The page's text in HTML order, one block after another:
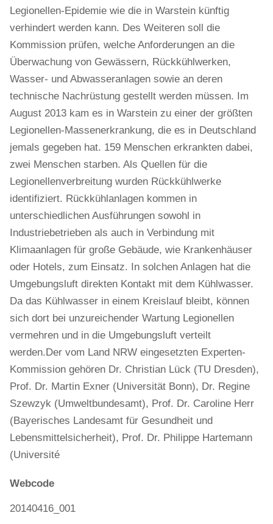
Legionellen-Epidemie wie die in Warstein künftig
verhindert werden kann. Des Weiteren soll die
Kommission prüfen, welche Anforderungen an die
Überwachung von Gewässern, Rückkühlwerken,
Wasser- und Abwasseranlagen sowie an deren
technische Nachrüstung gestellt werden müssen. Im
August 2013 kam es in Warstein zu einer der größten
Legionellen-Massenerkrankung, die es in Deutschland
jemals gegeben hat. 159 Menschen erkrankten dabei,
zwei Menschen starben. Als Quellen für die
Legionellenverbreitung wurden Rückkühlwerke
identifiziert. Rückkühlanlagen kommen in
unterschiedlichen Ausführungen sowohl in
Industriebetrieben als auch in Verbindung mit
Klimaanlagen für große Gebäude, wie Krankenhäuser
oder Hotels, zum Einsatz. In solchen Anlagen hat die
Umgebungsluft direkten Kontakt mit dem Kühlwasser.
Da das Kühlwasser in einem Kreislauf bleibt, können
sich dort bei unzureichender Wartung Legionellen
vermehren und in die Umgebungsluft verteilt
werden.Der vom Land NRW eingesetzten Experten-
Kommission gehören Dr. Christian Lück (TU Dresden),
Prof. Dr. Martin Exner (Universität Bonn), Dr. Regine
Szewzyk (Umweltbundesamt), Prof. Dr. Caroline Herr
(Bayerisches Landesamt für Gesundheit und
Lebensmittelsicherheit), Prof. Dr. Philippe Hartemann
(Université
Webcode
20140416_001